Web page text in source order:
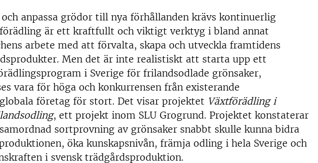
anpassa grödor till nya förhållanden krävs kontinuerlig
är ett kraftfullt och viktigt verktyg i bland annat
arbete med att förvalta, skapa och utveckla framtidens
Men det är inte realistiskt att starta upp ett
i Sverige för frilandsodlade grönsaker,
vara för höga och konkurrensen från existerande
företag för stort. Det visar projektet Växtförädling i
, ett projekt inom SLU Grogrund. Projektet konstaterar
sortprovning av grönsaker snabbt skulle kunna bidra
öka kunskapsnivån, främja odling i hela Sverige och
i svensk trädgårdsproduktion.